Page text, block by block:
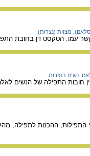
מצוות (נצרות)
עמו. הטקסט דן בחובת
נשים בנצרות
חובות התפילה של הנשים
ההכנות לתפילה,